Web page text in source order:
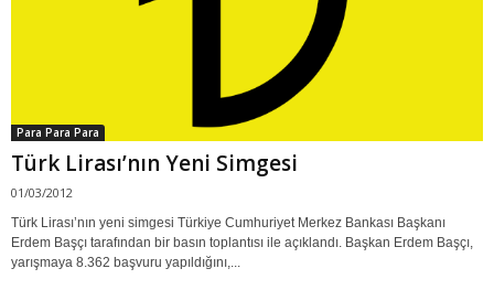
Para Para Para
Türk Lirası’nın Yeni Simgesi
01/03/2012
Türk Lirası’nın yeni simgesi Türkiye Cumhuriyet Merkez Bankası Başkanı
Erdem Başçı tarafından bir basın toplantısı ile açıklandı. Başkan Erdem Başçı,
yarışmaya 8.362 başvuru yapıldığını,...